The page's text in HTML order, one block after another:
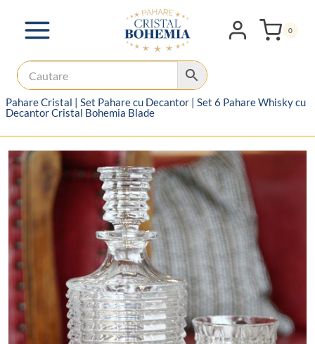
0
Pahare Cristal | Set Pahare cu Decantor | Set 6 Pahare Whisky cu
Decantor Cristal Bohemia Blade